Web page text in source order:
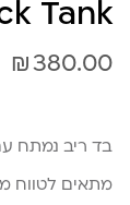
Tank
₪380.00
בד ריב נמתח
מתאים לטווח